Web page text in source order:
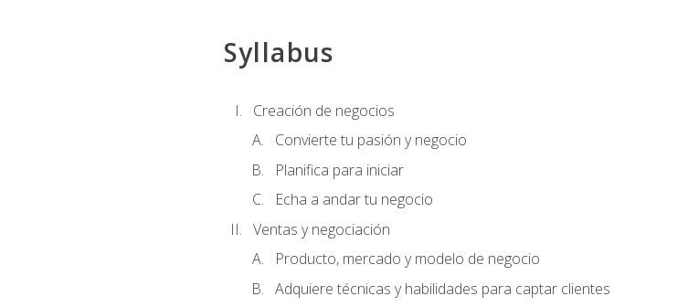
Syllabus
Creación de negocios
Convierte tu pasión y negocio
Planifica para iniciar
Echa a andar tu negocio
Ventas y negociación
Producto, mercado y modelo de negocio
Adquiere técnicas y habilidades para captar clientes